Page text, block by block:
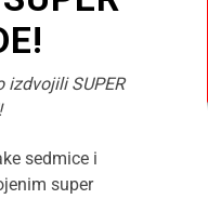
izdvojili SUPER
sedmice i
super